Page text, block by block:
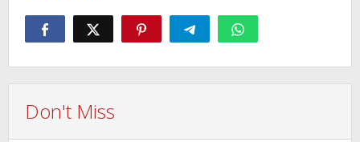
Don't Miss